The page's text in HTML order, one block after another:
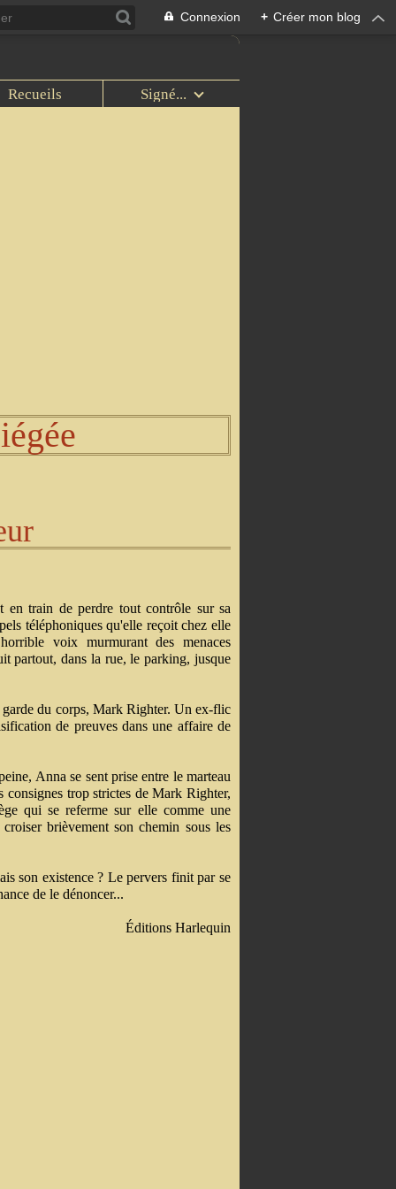
Connexion + Créer mon blog
Recueils Signé...
en train de perdre tout contrôle sur sa
téléphoniques qu'elle reçoit chez elle
voix murmurant des menaces
partout, dans la rue, le parking, jusque
du corps, Mark Righter. Un ex-flic
de preuves dans une affaire de
Anna se sent prise entre le marteau
consignes trop strictes de Mark Righter,
qui se referme sur elle comme une
brièvement son chemin sous les
son existence ? Le pervers finit par se
de le dénoncer...
Éditions Harlequin